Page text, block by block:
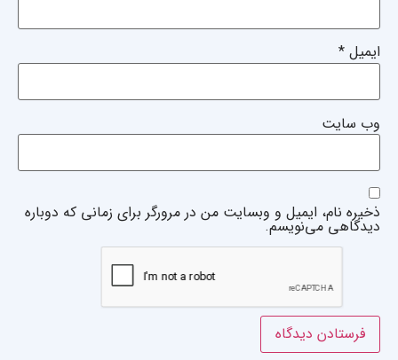
ایمیل *
وب‌ سایت
ذخیره نام، ایمیل و وبسایت من در مرورگر برای زمانی که دوباره
دیدگاهی می‌نویسم.